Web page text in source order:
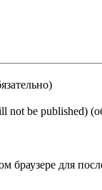
not be published)
браузере для